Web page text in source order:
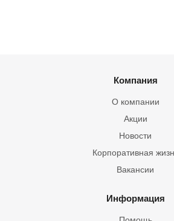
Компания
О компании
Акции
Новости
Корпоративная
Вакансии
Информация